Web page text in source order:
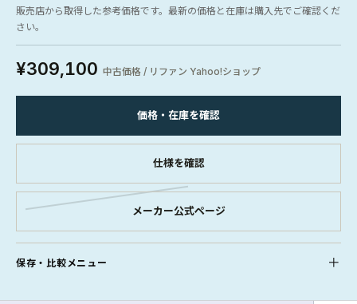
販売店から取得した参考価格です。最新の価格と在庫は購入先でご確認くだ
さい。
¥309,100 中古価格 / リファン Yahoo!ショップ
価格・在庫を確認
仕様を確認
メーカー公式ページ
保存・比較メニュー